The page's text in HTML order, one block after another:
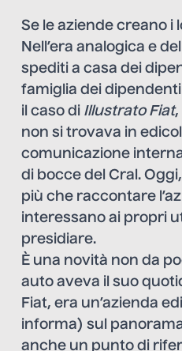
Se le aziende creano i
Nell’era analogica e
spediti a casa dei
famiglia dei
il caso di Illustrato Fiat,
non si trovava in
comunicazione
di bocce del Cral.
più che raccontare
interessano ai propri
presidiare.
È una novità non da
auto aveva il suo
Fiat, era un’azienda
informa) sul
anche un punto di